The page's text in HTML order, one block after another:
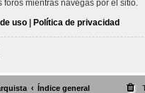
foros mientras navegas por el sitio.
uso | Política de privacidad
Índice general